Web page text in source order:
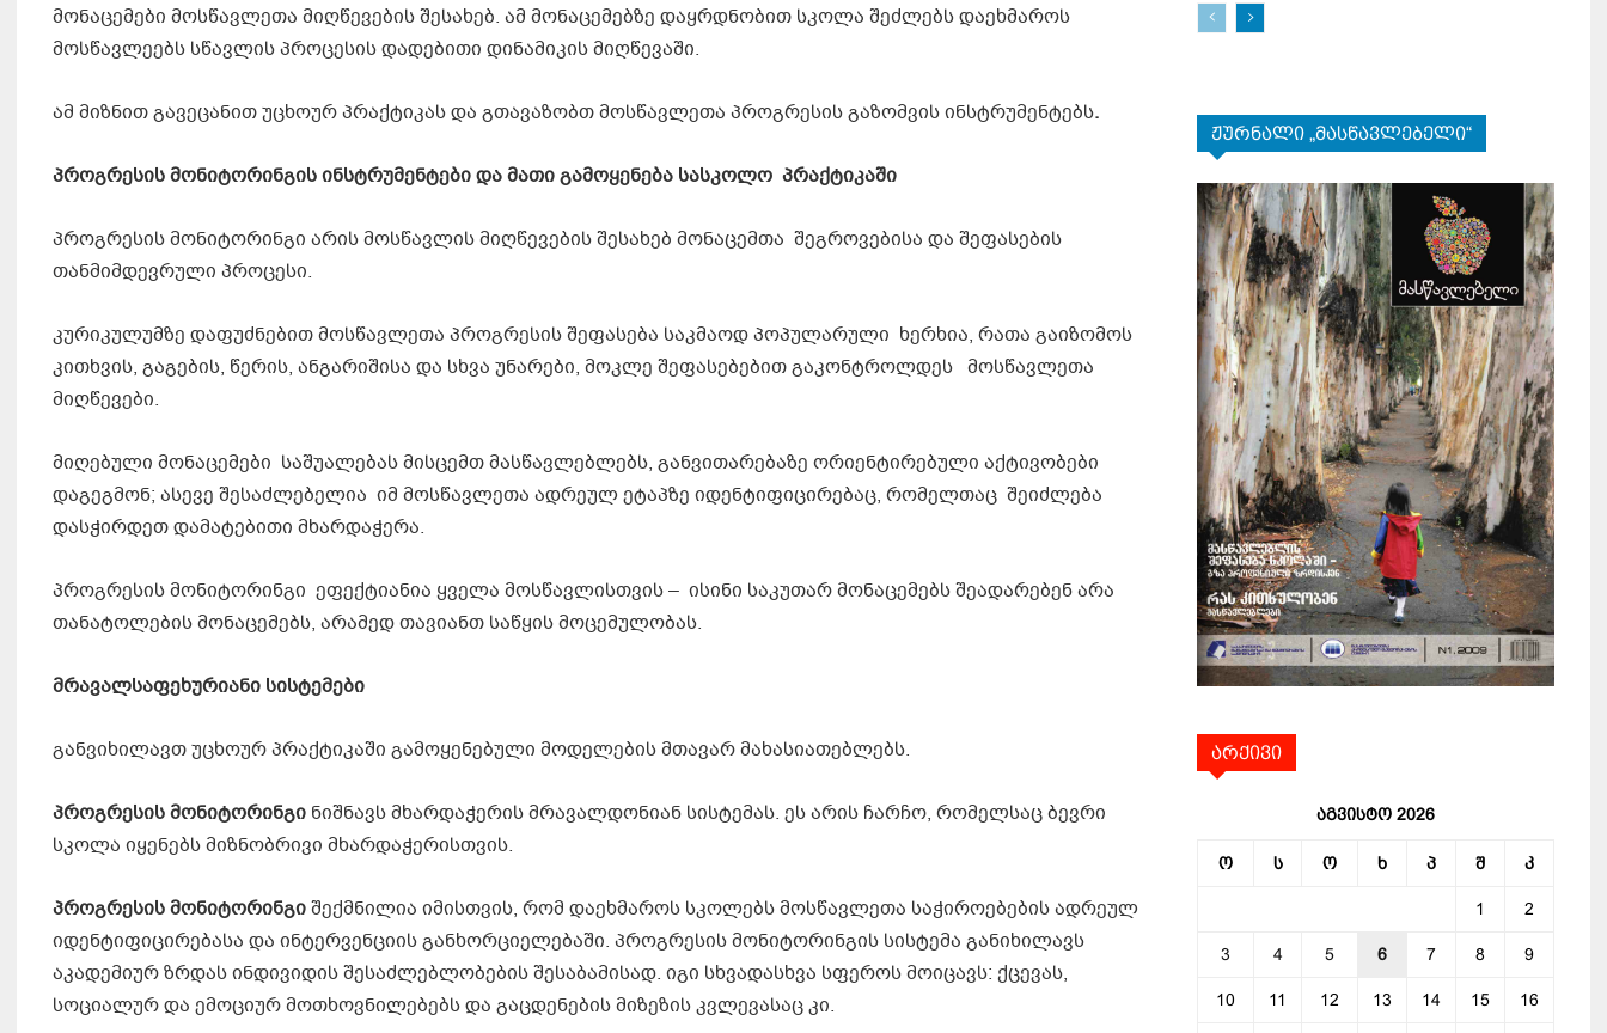
მონაცემები მოსწავლეთა მიღწევების შესახებ. ამ მონაცემებზე დაყრდნობით სკოლა შეძლებს დაეხმაროს
მოსწავლეებს სწავლის პროცესის დადებითი დინამიკის მიღწევაში.
ამ მიზნით გავეცანით უცხოურ პრაქტიკას და გთავაზობთ მოსწავლეთა პროგრესის გაზომვის ინსტრუმენტებს.
პროგრესისმონიტორინგისინსტრუმენტებიდა მათი გამოყენება სასკოლო პრაქტიკაში
პროგრესის მონიტორინგი არის მოსწავლის მიღწევების შესახებ მონაცემთა შეგროვებისა და შეფასების
თანმიმდევრული პროცესი.
კურიკულუმზე დაფუძნებით მოსწავლეთა პროგრესის შეფასება საკმაოდ პოპულარული ხერხია, რათა გაიზომოს
კითხვის, გაგების, წერის, ანგარიშისა და სხვა უნარები, მოკლე შეფასებებით გაკონტროლდეს მოსწავლეთა
მიღწევები.
მიღებული მონაცემები საშუალებას მისცემთ მასწავლებლებს, განვითარებაზე ორიენტირებული აქტივობები
დაგეგმონ; ასევე შესაძლებელია იმ მოსწავლეთა ადრეულ ეტაპზე იდენტიფიცირებაც, რომელთაც შეიძლება
დასჭირდეთ დამატებითი მხარდაჭერა.
პროგრესის მონიტორინგი ეფექტიანია ყველა მოსწავლისთვის – ისინი საკუთარ მონაცემებს შეადარებენ არა
თანატოლების მონაცემებს, არამედ თავიანთ საწყის მოცემულობას.
მრავალსაფეხურიანი სისტემები
განვიხილავთ უცხოურ პრაქტიკაში გამოყენებული მოდელების მთავარ მახასიათებლებს.
პროგრესის მონიტორინგი ნიშნავს მხარდაჭერის მრავალდონიან სისტემას. ეს არის ჩარჩო, რომელსაც ბევრი
სკოლა იყენებს მიზნობრივი მხარდაჭერისთვის.
პროგრესის მონიტორინგიშექმნილია იმისთვის, რომ დაეხმაროს სკოლებს მოსწავლეთა საჭიროებების ადრეულ
იდენტიფიცირებასა და ინტერვენციის განხორციელებაში. პროგრესის მონიტორინგის სისტემა განიხილავს
აკადემიურ ზრდას ინდივიდის შესაძლებლობების შესაბამისად. იგი სხვადასხვა სფეროს მოიცავს: ქცევას,
სოციალურ და ემოციურ მოთხოვნილებებს და გაცდენების მიზეზის კვლევასაც კი.
ჟურნალი „მასწავლებელი“
არქივი
აგვისტო 2026
ო ს ო ხ პ შ კ
1 2
3 4 5 6 7 8 9
10 11 12 13 14 15 16